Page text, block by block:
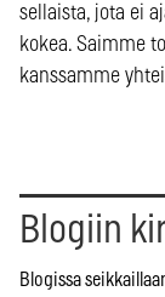
sellaista, jota ei
kokea. Saimme
kanssamme
Blogiin
Blogissa